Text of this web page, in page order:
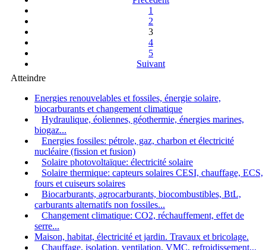
1
2
3
4
5
Suivant
Atteindre
Energies renouvelables et fossiles, énergie solaire,
biocarburants et changement climatique
Hydraulique, éoliennes, géothermie, énergies marines,
biogaz...
Energies fossiles: pétrole, gaz, charbon et électricité
nucléaire (fission et fusion)
Solaire photovoltaïque: électricité solaire
Solaire thermique: capteurs solaires CESI, chauffage, ECS,
fours et cuiseurs solaires
Biocarburants, agrocarburants, biocombustibles, BtL,
carburants alternatifs non fossiles...
Changement climatique: CO2, réchauffement, effet de
serre...
Maison, habitat, électricité et jardin. Travaux et bricolage.
Chauffage, isolation, ventilation, VMC, refroidissement...